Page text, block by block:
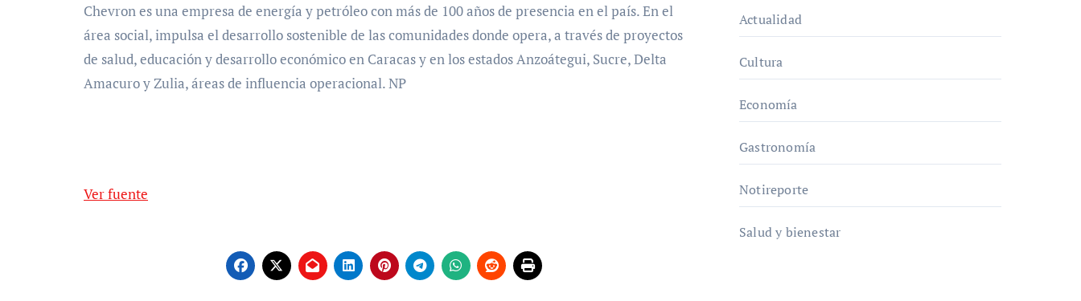
Chevron es una empresa de energía y petróleo con más de 100 años de presencia en el país. En el
área social, impulsa el desarrollo sostenible de las comunidades donde opera, a través de proyectos
de salud, educación y desarrollo económico en Caracas y en los estados Anzoátegui, Sucre, Delta
Amacuro y Zulia, áreas de influencia operacional. NP
Ver fuente
Actualidad
Cultura
Economía
Gastronomía
Notireporte
Salud y bienestar